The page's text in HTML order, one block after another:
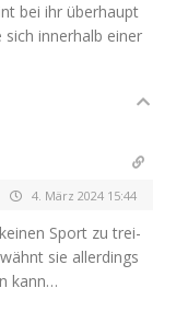
bei ihr über­haupt
inner­halb einer
4. März 2024 15:44
Sport zu trei­
sie aller­dings
kann…